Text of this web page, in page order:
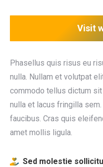
Visit
Phasellus quis risus eu
nulla. Nullam et volutpat
commodo tellus dictum
nulla et lacus fringilla
faucibus. Cras quis
amet mollis ligula.
Sed molestie